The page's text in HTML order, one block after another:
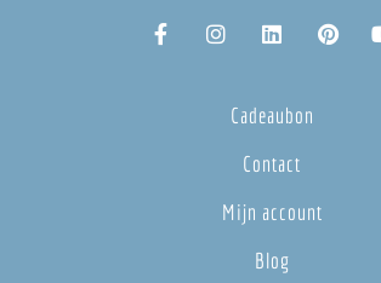
Cadeaubon
Contact
Mijn account
Blog